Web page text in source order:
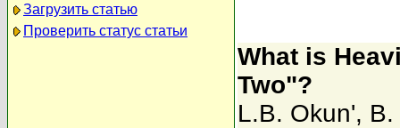
Загрузить статью
Проверить статус статьи
What is
Two"?
L.B. Okun',